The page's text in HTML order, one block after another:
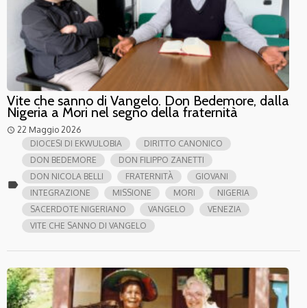
Vite che sanno di Vangelo. Don Bedemore, dalla
Nigeria a Mori nel segno della fraternità
access_time 22 Maggio 2026
label
DIOCESI DI EKWULOBIA
DIRITTO CANONICO
DON BEDEMORE
DON FILIPPO ZANETTI
DON NICOLA BELLI
FRATERNITÀ
GIOVANI
INTEGRAZIONE
MISSIONE MORI
NIGERIA
SACERDOTE NIGERIANO
VANGELO
VENEZIA
VITE CHE SANNO DI VANGELO